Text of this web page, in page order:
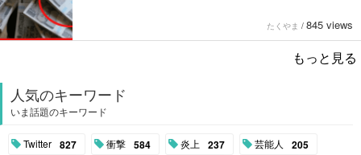
たくやま / 845 views
もっと見る
人気のキーワード
いま話題のキーワード
Twitter 827 衝撃 584 炎上 237 芸能人 205